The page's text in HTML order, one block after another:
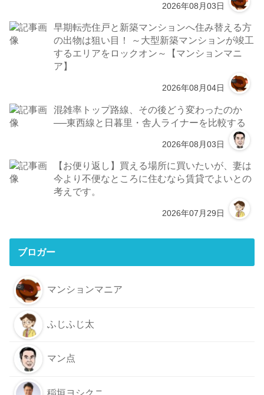
2026年08月03日
早期転売住戸と新築マンションへ住み替える方
の出物は狙い目！ ～大型新築マンションが竣工
するエリアをロックオン～【マンションマニ
ア】
2026年08月04日
混雑率トップ路線、その後どう変わったのか
──東西線と日暮里・舎人ライナーを比較する
2026年08月03日
【お便り返し】買える場所に買いたいが、妻は
今より不便なところに住むなら賃貸でよいとの
考えです。
2026年07月29日
ブロガー
マンションマニア
ふじふじ太
マン点
稲垣ヨシクニ